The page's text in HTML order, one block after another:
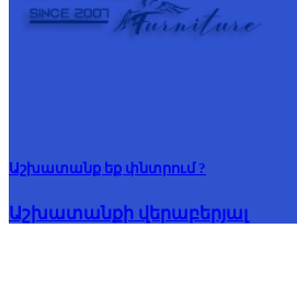
Աշխատանք եք փնտրում ?
Աշխատանքի վերաբերյալ